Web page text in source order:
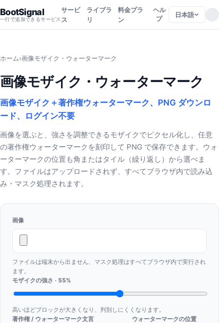
BootSignal
一行で追加できるサービス
サービ
ス
ライブラ
リ
料金プラ
ン
ヘル
プ
日本語
ホーム›画像モザイク・ウォーターマーク
画像モザイク・ウォーターマーク
画像モザイク＋著作権ウォーターマーク、PNG ダウンロ
ード、ログイン不要
画像を選ぶと、強さを調整できるモザイクでピクセル化し、任意
の著作権ウォーターマークを刻印して PNG で保存できます。ウォ
ーターマークの位置も角またはタイル（繰り返し）から選べま
す。ファイルはアップロードされず、すべてブラウザ内で読み込
み・マスク処理されます。
画像
ファイルは端末から出ません、マスク処理はすべてブラウザ内で実行され
ます。
モザイクの強さ · 55%
高いほどブロックが大きくなり、判別しにくくなります。
著作権 / ウォーターマーク文言
ウォーターマークの位置